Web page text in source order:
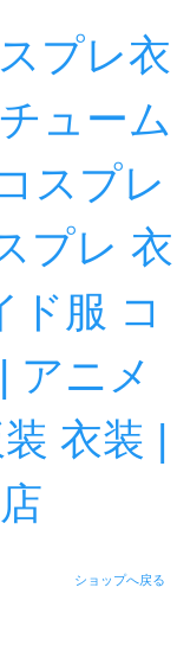
プレ衣
ューム
スプレ
プレ 衣
ド服 コ
アニメ
衣装 |
ショップへ戻る